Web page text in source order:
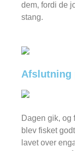
dem, fordi de
stang.
Afslutning
Dagen gik, og
blev fisket
lavet over